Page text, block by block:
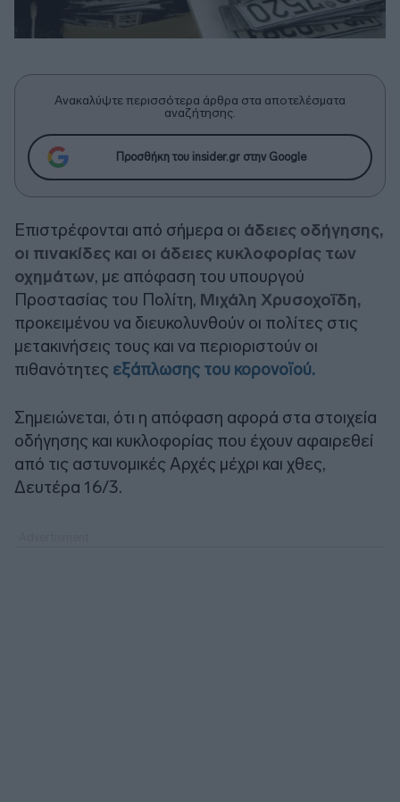
Ανακαλύψτε περισσότερα άρθρα στα αποτελέσματα
αναζήτησης.
Προσθήκη του insider.gr στην Google
Επιστρέφονται από σήμερα οι άδειες οδήγησης,
οι πινακίδες και οι άδειες κυκλοφορίας των
οχημάτων, με απόφαση του υπουργού
Προστασίας του Πολίτη, Μιχάλη Χρυσοχοΐδη,
προκειμένου να διευκολυνθούν οι πολίτες στις
μετακινήσεις τους και να περιοριστούν οι
πιθανότητες εξάπλωσης του κορονοϊού.
Σημειώνεται, ότι η απόφαση αφορά στα στοιχεία
οδήγησης και κυκλοφορίας που έχουν αφαιρεθεί
από τις αστυνομικές Αρχές μέχρι και χθες,
Δευτέρα 16/3.